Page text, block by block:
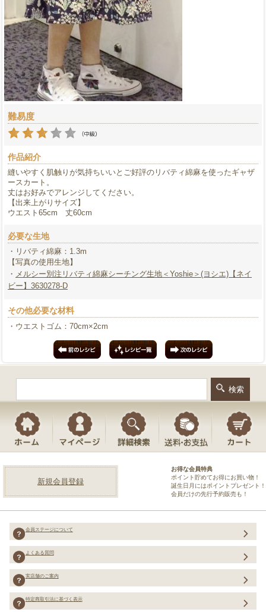
難易度
作品紹介
縫いやすく肌触りが気持ちいいとご好評のリバティ綿麻を使ったギャザ
ースカート。
丈はお好みでアレンジしてください。
【出来上がりサイズ】
ウエスト65cm 丈60cm
必要な生地
・リバティ綿麻：1.3m
【写真の使用生地】
・ メルシー別注リバティ綿麻シーチング生地＜Yoshie＞(ヨシエ)【ネイ
ビー】3630278-D
その他必要な材料
・ウエストゴム：70cm×2cm
新規会員登録
お得な会員特典
ポイント貯めてお得にお買い物！
誕生日月にはポイントプレゼント！
会員だけの先行予約販売も！
会員ステージについて
よくある質問
実店舗のご案内
特定商取引法に基づく表示